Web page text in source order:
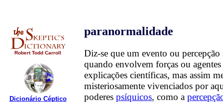
Robert Todd Carroll
Dicionário Céptico
paranormalidade
Diz-se que um evento ou percepção
quando envolvem forças ou agentes
explicações científicas, mas assim
misteriosamente vivenciados por
poderes psíquicos, como a